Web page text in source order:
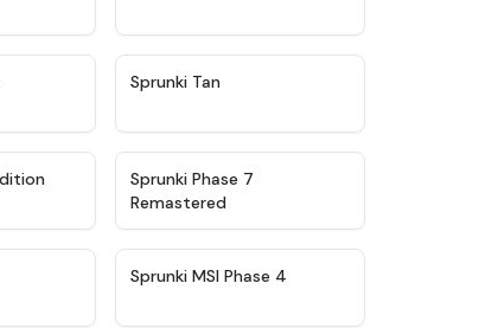
Sprunki Tan
★
Sprunki Phase 7
Remastered
Sprunki MSI Phase 4